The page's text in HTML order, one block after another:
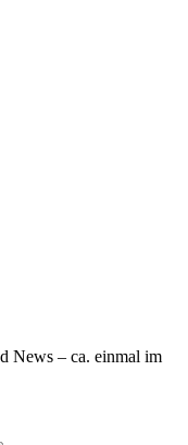
News – ca. einmal im